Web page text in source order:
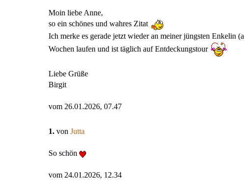
Moin liebe Anne,
so ein schönes und wahres Zitat
Ich merke es gerade jetzt wieder an meiner jüngsten Enkelin
Wochen laufen und ist täglich auf Entdeckungstour
Liebe Grüße
Birgit
vom 26.01.2026, 07.47
1. von Jutta
So schön
vom 24.01.2026, 12.34